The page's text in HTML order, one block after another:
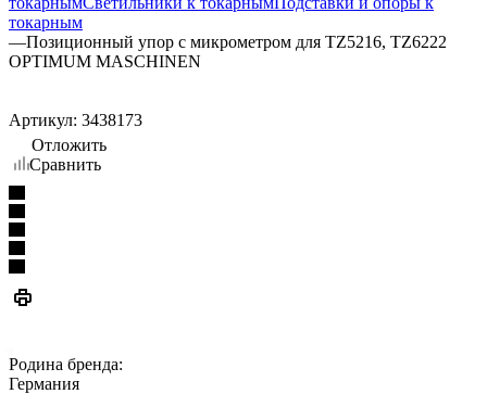
токарным
—Позиционный упор с микрометром для TZ5216, TZ6222
OPTIMUM MASCHINEN
Артикул: 3438173
Отложить
Сравнить
Родина бренда:
Германия